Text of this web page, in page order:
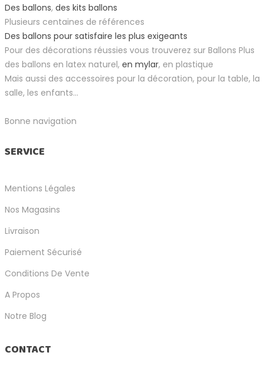
Des ballons, des kits ballons
Plusieurs centaines de références
Des ballons pour satisfaire les plus exigeants
Pour des décorations réussies vous trouverez sur Ballons Plus
des ballons en latex naturel, en mylar, en plastique
Mais aussi des accessoires pour la décoration, pour la table, la
salle, les enfants...
Bonne navigation
SERVICE
Mentions Légales
Nos Magasins
Livraison
Paiement Sécurisé
Conditions De Vente
A Propos
Notre Blog
CONTACT